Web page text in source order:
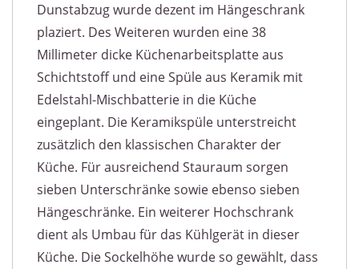
Dunstabzug wurde dezent im Hängeschrank
plaziert. Des Weiteren wurden eine 38
Millimeter dicke Küchenarbeitsplatte aus
Schichtstoff und eine Spüle aus Keramik mit
Edelstahl-Mischbatterie in die Küche
eingeplant. Die Keramikspüle unterstreicht
zusätzlich den klassischen Charakter der
Küche. Für ausreichend Stauraum sorgen
sieben Unterschränke sowie ebenso sieben
Hängeschränke. Ein weiterer Hochschrank
dient als Umbau für das Kühlgerät in dieser
Küche. Die Sockelhöhe wurde so gewählt, dass